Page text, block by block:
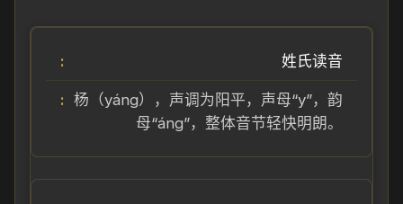
姓氏读音
杨（yáng），声调为阳平，声母“y”，韵
母“áng”，整体音节轻快明朗。